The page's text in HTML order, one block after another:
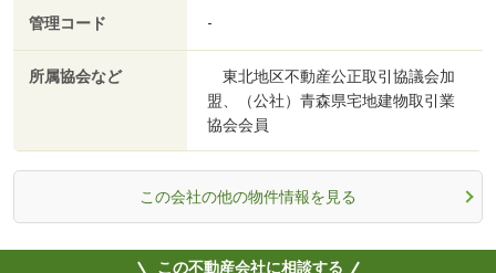
管理コード -
所属協会など
東北地区不動産公正取引協議会加
盟、（公社）青森県宅地建物取引業
協会会員
この会社の他の物件情報を見る
この不動産会社に相談する